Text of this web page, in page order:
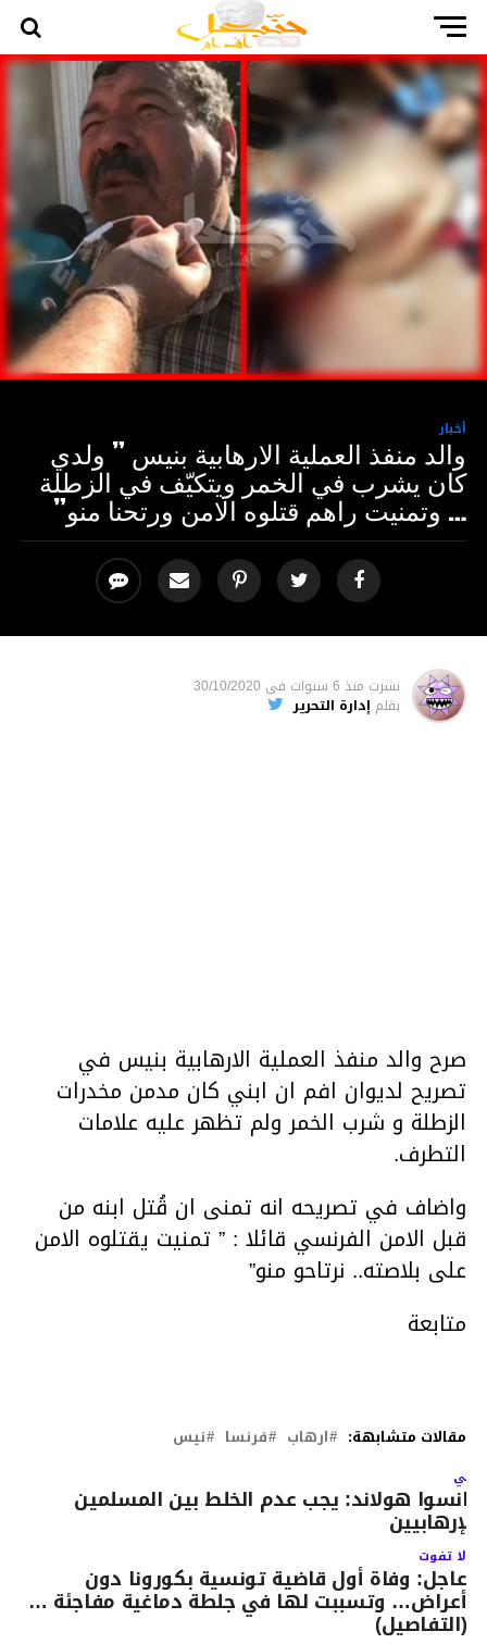
أخبار
والد منفذ العملية الارهابية بنيس ” ولدي
كان يشرب في الخمر ويتكيّف في الزطلة
… وتمنيت راهم قتلوه الامن ورتحنا منو”
نشرت منذ 6 سنوات فى 30/10/2020
بقلم إدارة التحرير
صرح والد منفذ العملية الارهابية بنيس في
تصريح لديوان افم ان ابني كان مدمن مخدرات
الزطلة و شرب الخمر ولم تظهر عليه علامات
التطرف.
واضاف في تصريحه انه تمنى ان قُتل ابنه من
قبل الامن الفرنسي قائلا : ” تمنيت يقتلوه الامن
على بلاصته.. نرتاحو منو”
متابعة
مقالات متشابهة: ارهاب فرنسا نيس
هولاند: يجب عدم الخلط بين المسلمين
لا تفوت
عاجل: وفاة أول قاضية تونسية بكورونا دون
أعراض… وتسببت لها في جلطة دماغية مفاجئة …
(التفاصيل)